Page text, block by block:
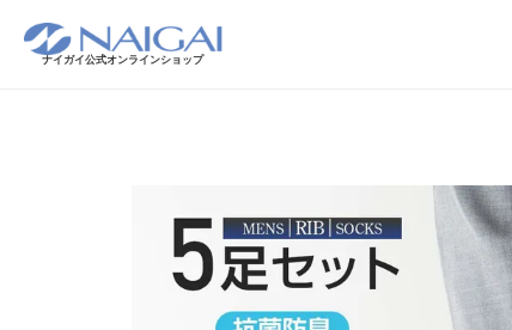
ナイガイ公式オンラインショップ